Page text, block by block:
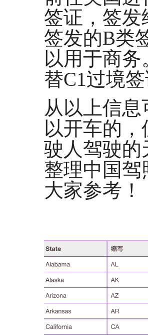
签证，签
签发的B类
以用于商
替C1过境签
从以上信
以开车的
驶人驾驶的
整理中国
大家参考！